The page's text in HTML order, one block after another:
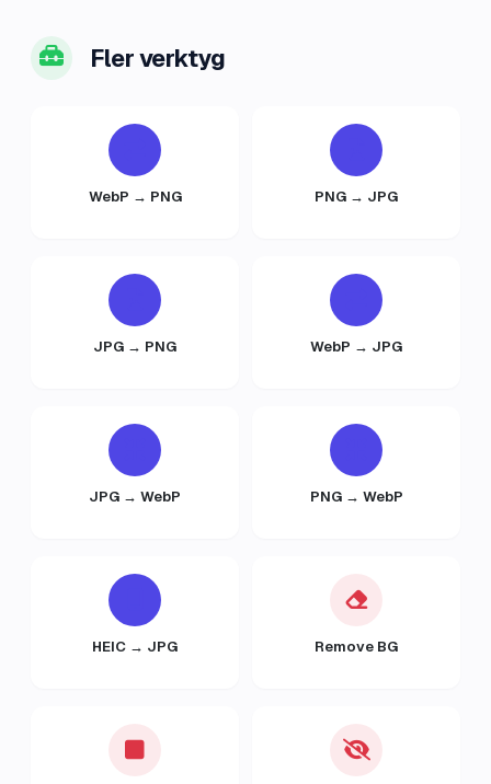
Fler verktyg
WebP → PNG PNG → JPG
JPG → PNG WebP → JPG
JPG → WebP PNG → WebP
HEIC → JPG Remove BG